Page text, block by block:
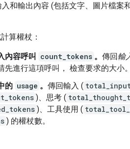
和輸出內容 (包括文字、圖片檔案
算權杖：
內容呼叫 count_tokens 。 傳回輸
先進行這項呼叫， 檢查要求的大小。
的 usage 。 傳回輸入 (
)、思考 (
)、工具使用 (
) 的權杖數。